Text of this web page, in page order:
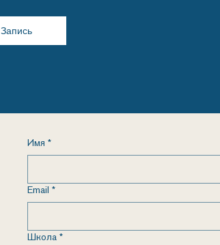
Запись
Имя *
Email *
Школа *